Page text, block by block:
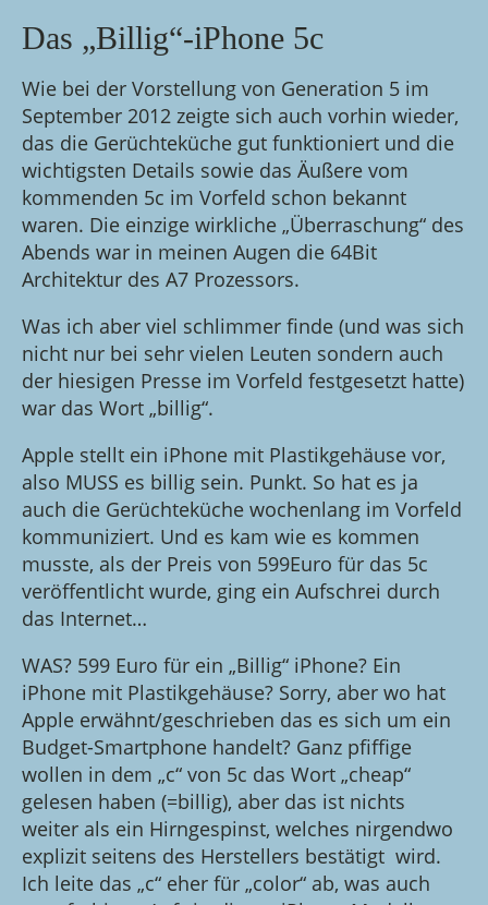
Das „Billig“-iPhone 5c
Wie bei der Vorstellung von Generation 5 im
September 2012 zeigte sich auch vorhin wieder,
das die Gerüchteküche gut funktioniert und die
wichtigsten Details sowie das Äußere vom
kommenden 5c im Vorfeld schon bekannt
waren. Die einzige wirkliche „Überraschung“ des
Abends war in meinen Augen die 64Bit
Architektur des A7 Prozessors.
Was ich aber viel schlimmer finde (und was sich
nicht nur bei sehr vielen Leuten sondern auch
der hiesigen Presse im Vorfeld festgesetzt hatte)
war das Wort „billig“.
Apple stellt ein iPhone mit Plastikgehäuse vor,
also MUSS es billig sein. Punkt. So hat es ja
auch die Gerüchteküche wochenlang im Vorfeld
kommuniziert. Und es kam wie es kommen
musste, als der Preis von 599Euro für das 5c
veröffentlicht wurde, ging ein Aufschrei durch
das Internet…
WAS? 599 Euro für ein „Billig“ iPhone? Ein
iPhone mit Plastikgehäuse? Sorry, aber wo hat
Apple erwähnt/geschrieben das es sich um ein
Budget-Smartphone handelt? Ganz pfiffige
wollen in dem „c“ von 5c das Wort „cheap“
gelesen haben (=billig), aber das ist nichts
weiter als ein Hirngespinst, welches nirgendwo
explizit seitens des Herstellers bestätigt wird.
Ich leite das „c“ eher für „color“ ab, was auch